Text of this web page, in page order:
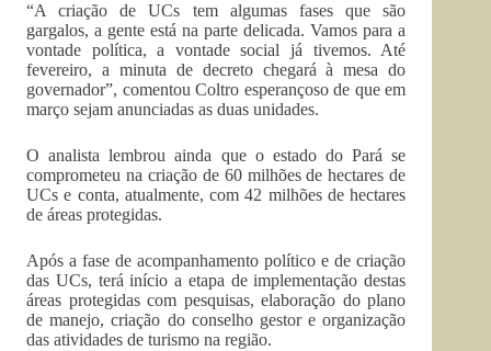
“A criação de UCs tem algumas fases que são
gargalos, a gente está na parte delicada. Vamos para a
vontade política, a vontade social já tivemos. Até
fevereiro, a minuta de decreto chegará à mesa do
governador”, comentou Coltro esperançoso de que em
março sejam anunciadas as duas unidades.
O analista lembrou ainda que o estado do Pará se
comprometeu na criação de 60 milhões de hectares de
UCs e conta, atualmente, com 42 milhões de hectares
de áreas protegidas.
Após a fase de acompanhamento político e de criação
das UCs, terá início a etapa de implementação destas
áreas protegidas com pesquisas, elaboração do plano
de manejo, criação do conselho gestor e organização
das atividades de turismo na região.